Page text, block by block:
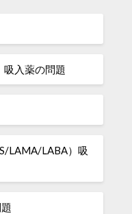
入薬の問題
LAMA/LABA）吸